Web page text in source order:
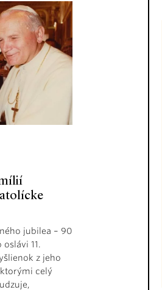
jubilea – 90
11.
z jeho
celý